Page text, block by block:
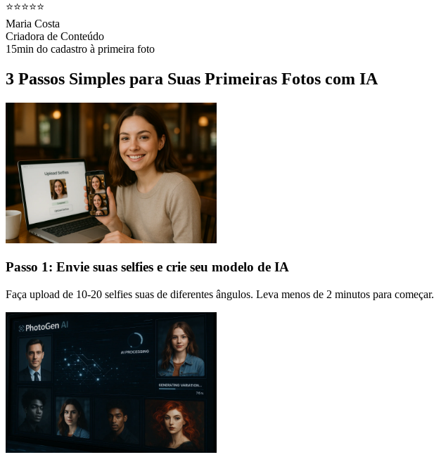
⭐⭐⭐⭐⭐
Maria Costa
Criadora de Conteúdo
15min do cadastro à primeira foto
3 Passos Simples para Suas Primeiras Fotos com IA
Passo 1: Envie suas selfies e crie seu modelo de IA
Faça upload de 10-20 selfies suas de diferentes ângulos. Leva menos de 2 minutos para começar.